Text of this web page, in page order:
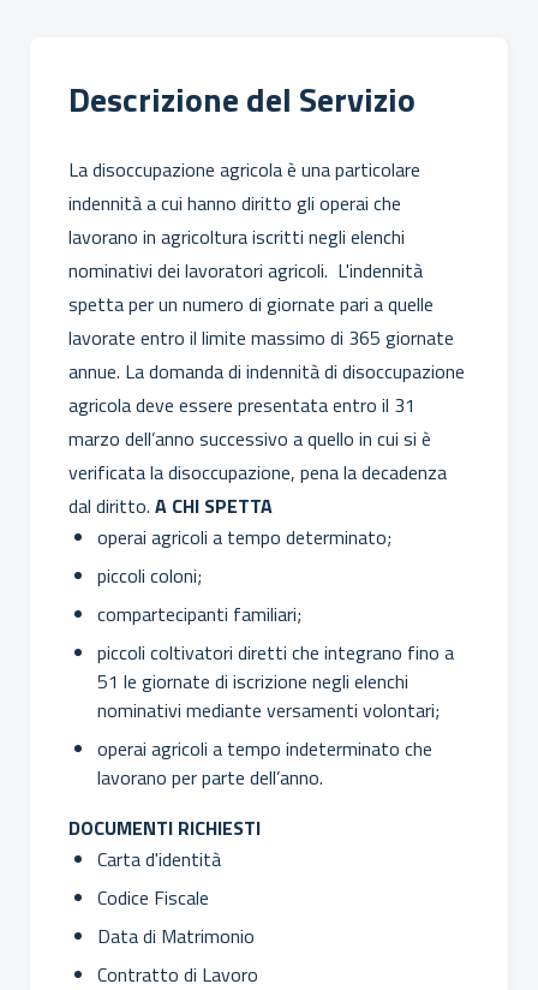
Descrizione del Servizio
La disoccupazione agricola è una particolare
indennità a cui hanno diritto gli operai che
lavorano in agricoltura iscritti negli elenchi
nominativi dei lavoratori agricoli. L'indennità
spetta per un numero di giornate pari a quelle
lavorate entro il limite massimo di 365 giornate
annue. La domanda di indennità di disoccupazione
agricola deve essere presentata entro il 31
marzo dell’anno successivo a quello in cui si è
verificata la disoccupazione, pena la decadenza
dal diritto. A CHI SPETTA
operai agricoli a tempo determinato;
piccoli coloni;
compartecipanti familiari;
piccoli coltivatori diretti che integrano fino a
51 le giornate di iscrizione negli elenchi
nominativi mediante versamenti volontari;
operai agricoli a tempo indeterminato che
lavorano per parte dell’anno.
DOCUMENTI RICHIESTI
Carta d'identità
Codice Fiscale
Data di Matrimonio
Contratto di Lavoro